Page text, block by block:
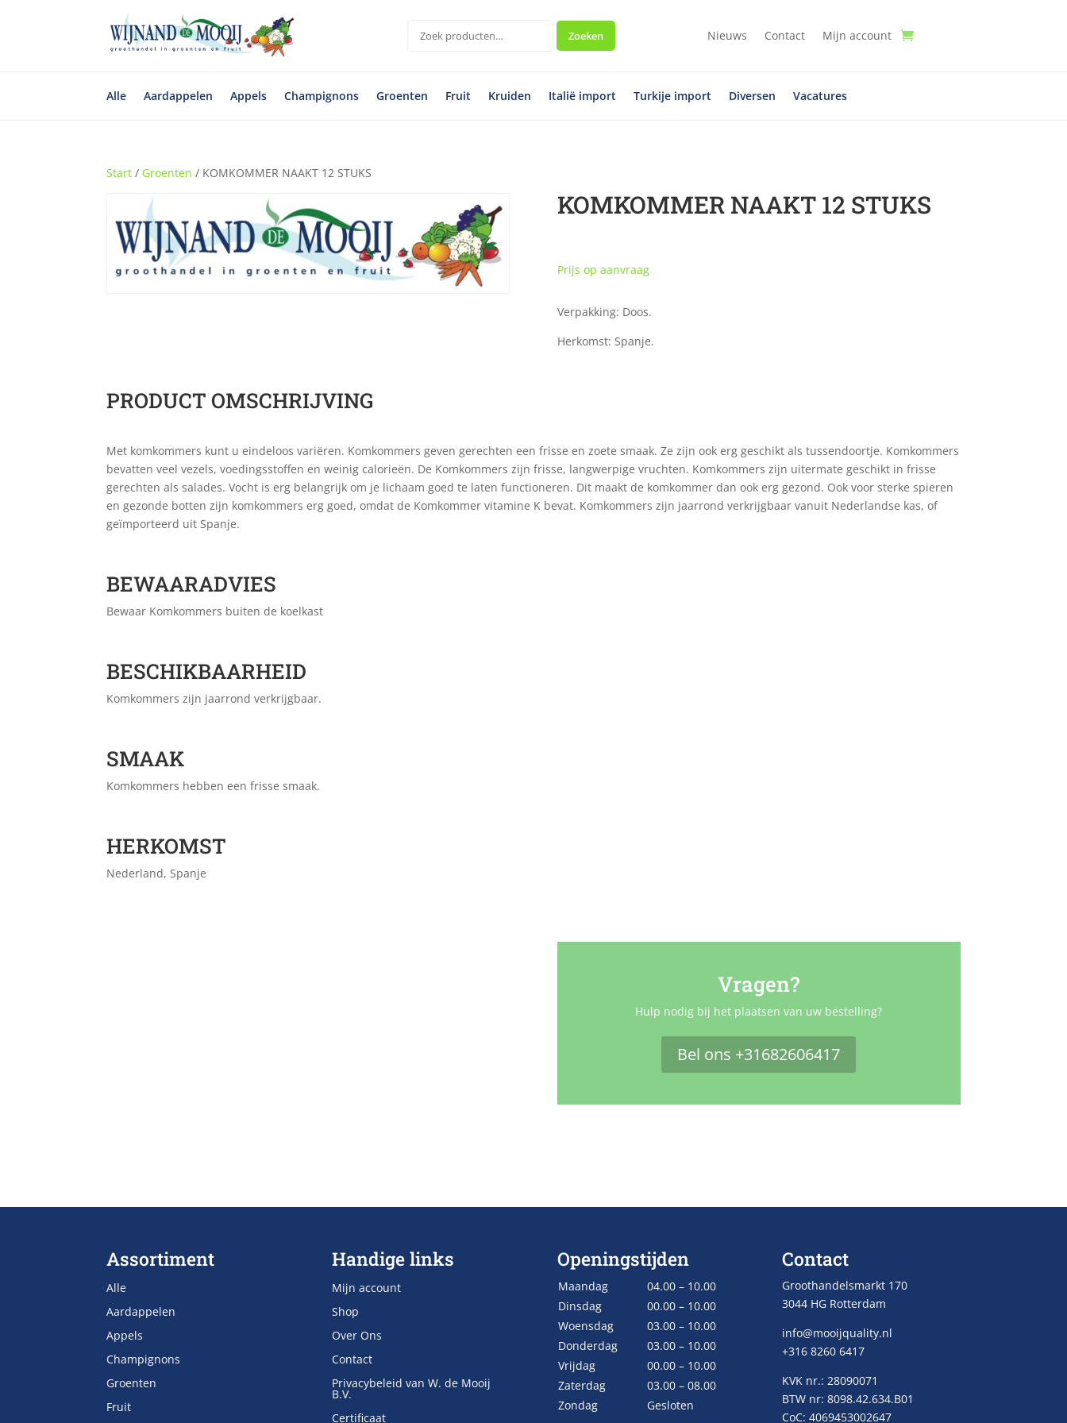
Zoeken
Zoeken Nieuws Contact Mijn account
Alle Aardappelen Appels Champignons Groenten Fruit Kruiden Italië import Turkije import Diversen Vacatures
Start / Groenten / KOMKOMMER NAAKT 12 STUKS
KOMKOMMER NAAKT 12 STUKS
Prijs op aanvraag
Verpakking: Doos.
Herkomst: Spanje.
PRODUCT OMSCHRIJVING
Met komkommers kunt u eindeloos variëren. Komkommers geven gerechten een frisse en zoete smaak. Ze zijn ook erg geschikt als tussendoortje. Komkommers
bevatten veel vezels, voedingsstoffen en weinig calorieën. De Komkommers zijn frisse, langwerpige vruchten. Komkommers zijn uitermate geschikt in frisse
gerechten als salades. Vocht is erg belangrijk om je lichaam goed te laten functioneren. Dit maakt de komkommer dan ook erg gezond. Ook voor sterke spieren
en gezonde botten zijn komkommers erg goed, omdat de Komkommer vitamine K bevat. Komkommers zijn jaarrond verkrijgbaar vanuit Nederlandse kas, of
geïmporteerd uit Spanje.
BEWAARADVIES
Bewaar Komkommers buiten de koelkast
BESCHIKBAARHEID
Komkommers zijn jaarrond verkrijgbaar.
SMAAK
Komkommers hebben een frisse smaak.
HERKOMST
Nederland, Spanje
Vragen?
Hulp nodig bij het plaatsen van uw bestelling?
Bel ons +31682606417
Assortiment
Alle
Aardappelen
Appels
Champignons
Groenten
Fruit
Handige links
Mijn account
Shop
Over Ons
Contact
Privacybeleid van W. de Mooij
B.V.
Certificaat
Openingstijden
Maandag
04.00 – 10.00
Dinsdag
00.00 – 10.00
Woensdag
03.00 – 10.00
Donderdag
03.00 – 10.00
Vrijdag
00.00 – 10.00
Zaterdag
03.00 – 08.00
Zondag
Gesloten
Contact
Groothandelsmarkt 170
3044 HG Rotterdam
info@mooijquality.nl
+316 8260 6417
KVK nr.: 28090071
BTW nr: 8098.42.634.B01
CoC: 4069453002647